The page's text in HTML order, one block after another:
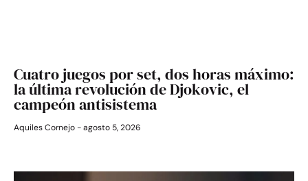
Cuatro juegos por set, dos horas máximo:
la última revolución de Djokovic, el
campeón antisistema
Aquiles Cornejo agosto 5, 2026